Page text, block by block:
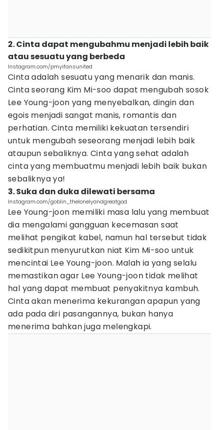
2. Cinta dapat mengubahmu menjadi lebih baik
atau sesuatu yang berbeda
Instagram.com/pmyifansunited
Cinta adalah sesuatu yang menarik dan manis.
Cinta seorang Kim Mi-soo dapat mengubah sosok
Lee Young-joon yang menyebalkan, dingin dan
egois menjadi sangat manis, romantis dan
perhatian. Cinta memiliki kekuatan tersendiri
untuk mengubah seseorang menjadi lebih baik
ataupun sebaliknya. Cinta yang sehat adalah
cinta yang membuatmu menjadi lebih baik bukan
sebaliknya ya!
3. Suka dan duka dilewati bersama
Instagram.com/goblin_thelonelyandgreatgod
Lee Young-joon memiliki masa lalu yang membuat
dia mengalami gangguan kecemasan saat
melihat pengikat kabel, namun hal tersebut tidak
sedikitpun menyurutkan niat Kim Mi-soo untuk
mencintai Lee Young-joon. Malah ia yang selalu
memastikan agar Lee Young-joon tidak melihat
hal yang dapat membuat penyakitnya kambuh.
Cinta akan menerima kekurangan apapun yang
ada pada diri pasangannya, bukan hanya
menerima bahkan juga melengkapi.